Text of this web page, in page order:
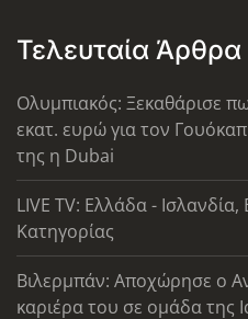
Τελευταία Άρθρα
Ολυμπιακός: Ξεκαθάρισε
εκατ. ευρώ για τον
της η Dubai
LIVE TV: Ελλάδα -
Κατηγορίας
Βιλερμπάν: Αποχώρησε ο
καριέρα του σε ομάδα της